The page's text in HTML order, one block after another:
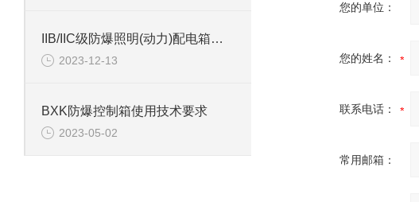
IIB/IIC级防爆照明(动力)配电箱等级选择
2023-12-13
BXK防爆控制箱使用技术要求
2023-05-02
您的单位：
您的姓名：
联系电话：
常用邮箱：